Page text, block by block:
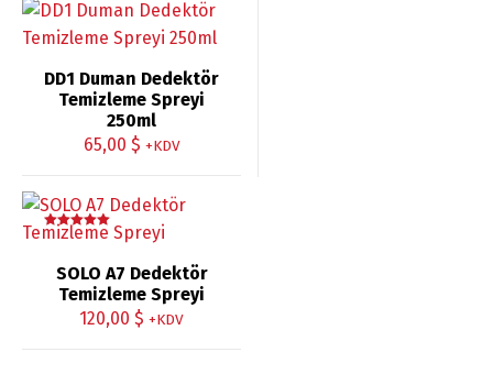
DD1 Duman Dedektör
Temizleme Spreyi
250ml
65,00 $ +KDV
5 üzerinden
SOLO A7 Dedektör
Temizleme Spreyi
120,00 $ +KDV